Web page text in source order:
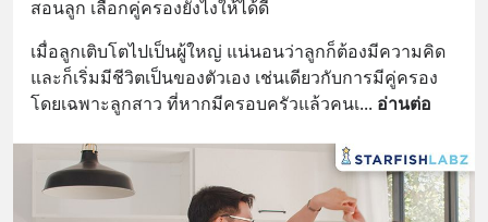
สอนลูก เลือกคู่ครองยังไงให้ได้ดี
เมื่อลูกเติบโตไปเป็นผู้ใหญ่ แน่นอนว่าลูกก็ต้องมีความคิด
และก็เริ่มมีชีวิตเป็นของตัวเอง เช่นเดียวกับการมีคู่ครอง
โดยเฉพาะลูกสาว ที่หากมีครอบครัวแล้วคนเ... อ่านต่อ